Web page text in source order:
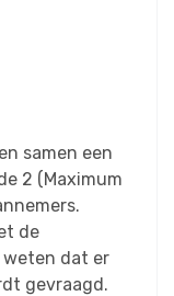
samen een
2 (Maximum
de
weten dat er
gevraagd.